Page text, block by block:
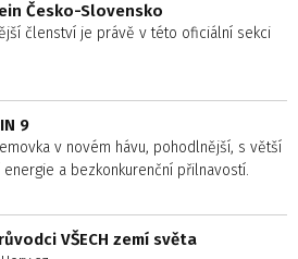
Česko-Slovensko
členství je právě v této oficiální sekci
9
v novém hávu, pohodlnější, s větší
energie a bezkonkurenční přilnavostí.
VŠECH zemí světa